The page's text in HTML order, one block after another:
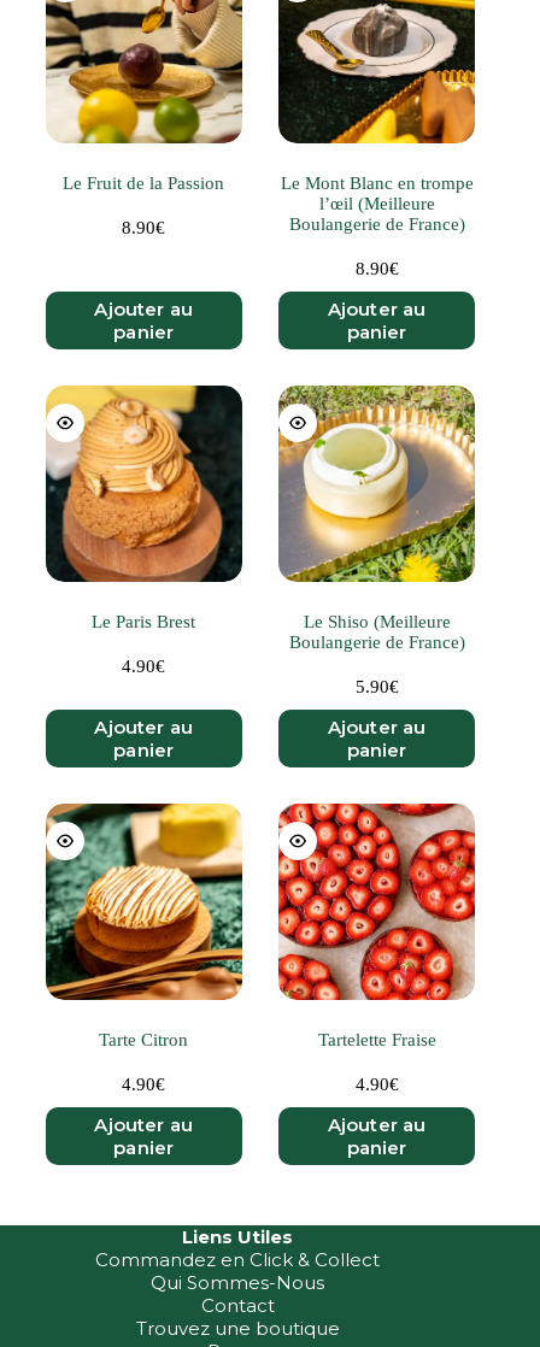
Le Fruit de la Passion
8.90€
Ajouter au
panier
Le Mont Blanc en trompe
l’œil (Meilleure
Boulangerie de France)
8.90€
Ajouter au
panier
Le Paris Brest
4.90€
Ajouter au
panier
Le Shiso (Meilleure
Boulangerie de France)
5.90€
Ajouter au
panier
Tarte Citron
4.90€
Ajouter au
panier
Tartelette Fraise
4.90€
Ajouter au
panier
Liens Utiles
Commandez en Click & Collect
Qui Sommes-Nous
Contact
Trouvez une boutique